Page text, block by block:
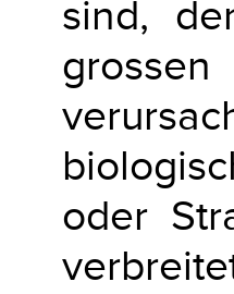
sind,
grossen
oder